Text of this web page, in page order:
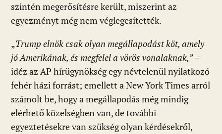
szintén megerősítésre került, miszerint az
egyezményt még nem véglegesítették.
„Trump elnök csak olyan megállapodást köt, amely
jó Amerikának, és megfelel a vörös vonalaknak,”–
idéz az AP hírügynökség egy névtelenül nyilatkozó
fehér házi forrást; emellett a New York Times arról
számolt be, hogy a megállapodás még mindig
elérhető közelségben van, de további
egyeztetésekre van szükség olyan kérdésekről,